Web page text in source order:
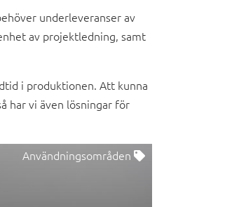
underleveranser av
av projektledning, samt
i produktionen. Att kunna
har vi även lösningar för
Användningsområden